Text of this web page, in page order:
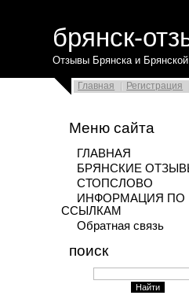
брянск-
Отзывы Брянска и
Главная Регистрация
Меню сайта
ГЛАВНАЯ
БРЯНСКИЕ
СТОПСЛОВО
ИНФОРМАЦИЯ ПО
ССЫЛКАМ
Обратная связь
поиск